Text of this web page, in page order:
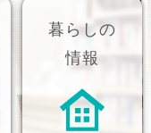
暮らしの
情報